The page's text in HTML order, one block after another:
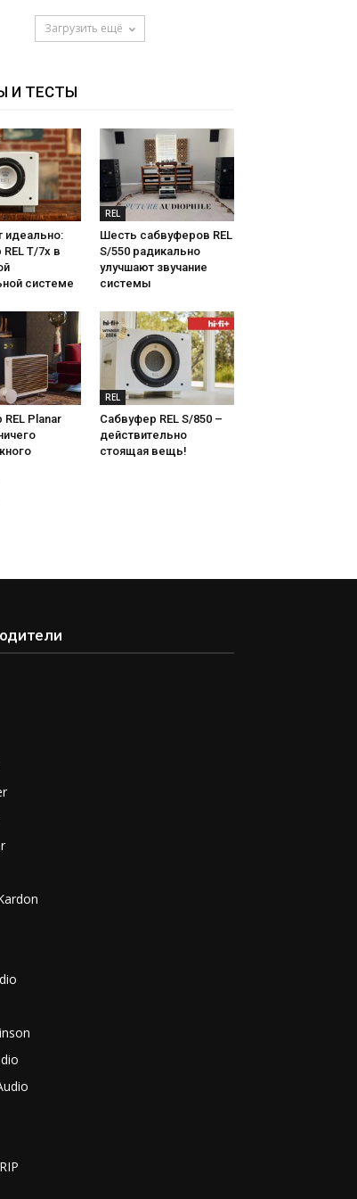
Загрузить ещё
И ТЕСТЫ
идеально:
T/7x в
системе
REL
Шесть сабвуферов REL
S/550 радикально
улучшают звучание
системы
Planar
REL
Сабвуфер REL S/850 –
действительно
стоящая вещь!